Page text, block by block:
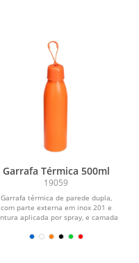
Garrafa Térmica 500ml
19059
Garrafa térmica de parede dupla,
com parte externa em inox 201 e
aplicada por spray, e camada